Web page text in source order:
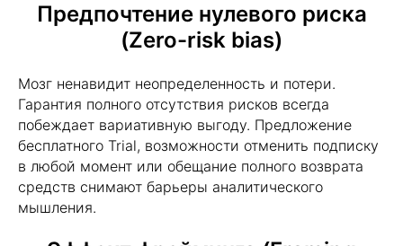
Предпочтение нулевого риска
(Zero-risk bias)
Мозг ненавидит неопределенность и потери.
Гарантия полного отсутствия рисков всегда
побеждает вариативную выгоду. Предложение
бесплатного Trial, возможности отменить подписку
в любой момент или обещание полного возврата
средств снимают барьеры аналитического
мышления.